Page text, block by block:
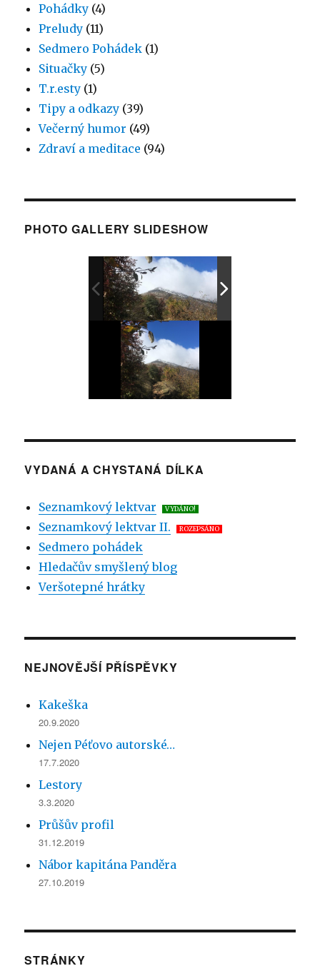
Pohádky (4)
Preludy (11)
Sedmero Pohádek (1)
Situačky (5)
T.r.esty (1)
Tipy a odkazy (39)
Večerný humor (49)
Zdraví a meditace (94)
PHOTO GALLERY SLIDESHOW
VYDANÁ A CHYSTANÁ DÍLKA
Seznamkový lektvar VYDÁNO!
Seznamkový lektvar II. ROZEPSÁNO
Sedmero pohádek
Hledačův smyšlený blog
Veršotepné hrátky
NEJNOVĚJŠÍ PŘÍSPĚVKY
Kakeška
20.9.2020
Nejen Péťovo autorské…
17.7.2020
Lestory
3.3.2020
Průšův profil
31.12.2019
Nábor kapitána Panděra
27.10.2019
STRÁNKY